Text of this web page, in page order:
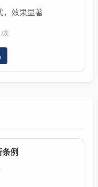
，效果显著
/次
例